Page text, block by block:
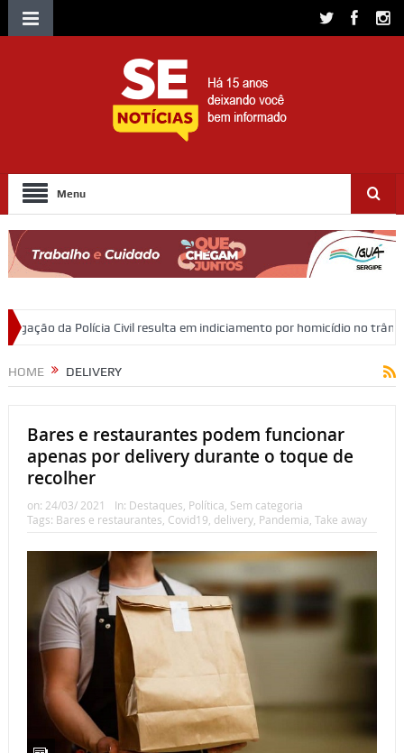
Menu
resulta em indiciamento por homicídio no trânsito em Itabaiana
HOME DELIVERY
Bares e restaurantes podem funcionar
apenas por delivery durante o toque de
recolher
on: 24/03/ 2021 In: Destaques, Política, Sem categoria
Tags: Bares e restaurantes, Covid19, delivery, Pandemia, Take away